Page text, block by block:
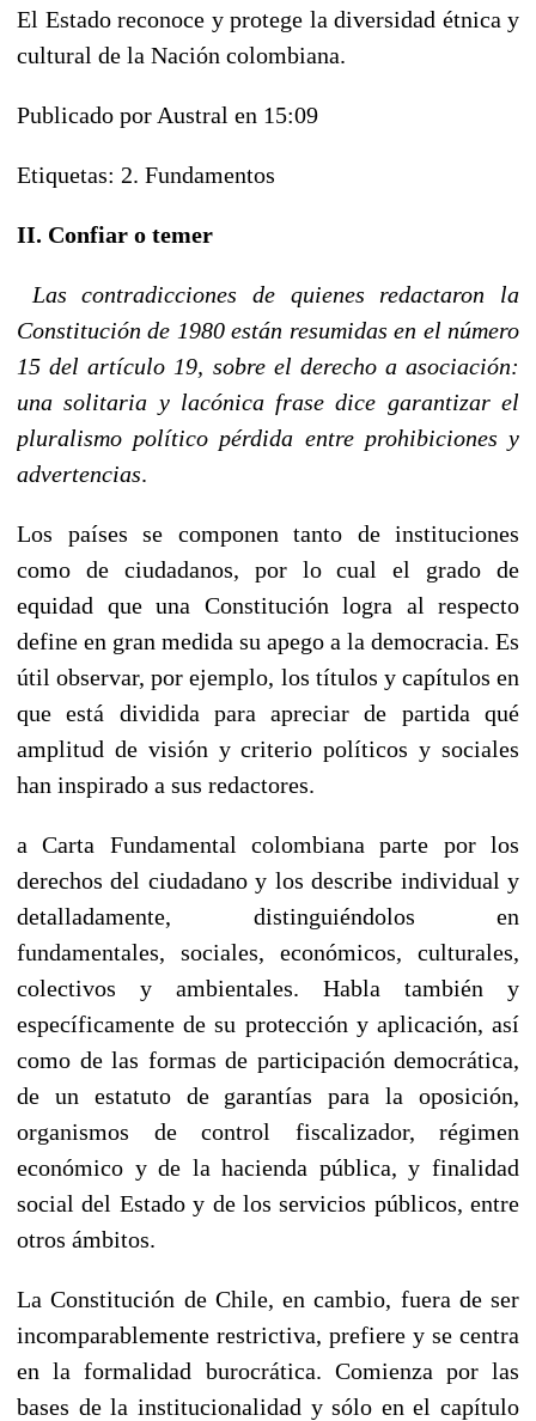
El Estado reconoce y protege la diversidad étnica y
cultural de la Nación colombiana.
Publicado por Austral en 15:09
Etiquetas: 2. Fundamentos
II. Confiar o temer
Las contradicciones de quienes redactaron la
Constitución de 1980 están resumidas en el número
15 del artículo 19, sobre el derecho a asociación:
una solitaria y lacónica frase dice garantizar el
pluralismo político pérdida entre prohibiciones y
advertencias.
Los países se componen tanto de instituciones
como de ciudadanos, por lo cual el grado de
equidad que una Constitución logra al respecto
define en gran medida su apego a la democracia. Es
útil observar, por ejemplo, los títulos y capítulos en
que está dividida para apreciar de partida qué
amplitud de visión y criterio políticos y sociales
han inspirado a sus redactores.
a Carta Fundamental colombiana parte por los
derechos del ciudadano y los describe individual y
detalladamente, distinguiéndolos en
fundamentales, sociales, económicos, culturales,
colectivos y ambientales. Habla también y
específicamente de su protección y aplicación, así
como de las formas de participación democrática,
de un estatuto de garantías para la oposición,
organismos de control fiscalizador, régimen
económico y de la hacienda pública, y finalidad
social del Estado y de los servicios públicos, entre
otros ámbitos.
La Constitución de Chile, en cambio, fuera de ser
incomparablemente restrictiva, prefiere y se centra
en la formalidad burocrática. Comienza por las
bases de la institucionalidad y sólo en el capítulo